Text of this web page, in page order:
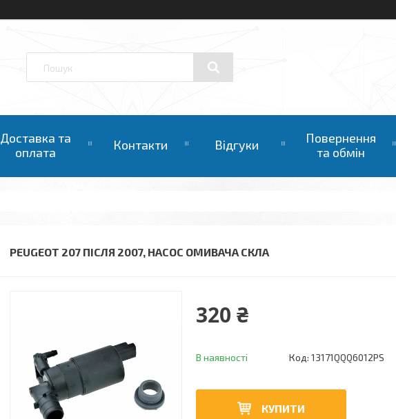
Доставка та
оплата
Контакти Відгуки
Повернення
та обмін
PEUGEOT 207 ПІСЛЯ 2007, НАСОС ОМИВАЧА СКЛА
320 ₴
В наявності Код: 13171QQQ6012PS
КУПИТИ